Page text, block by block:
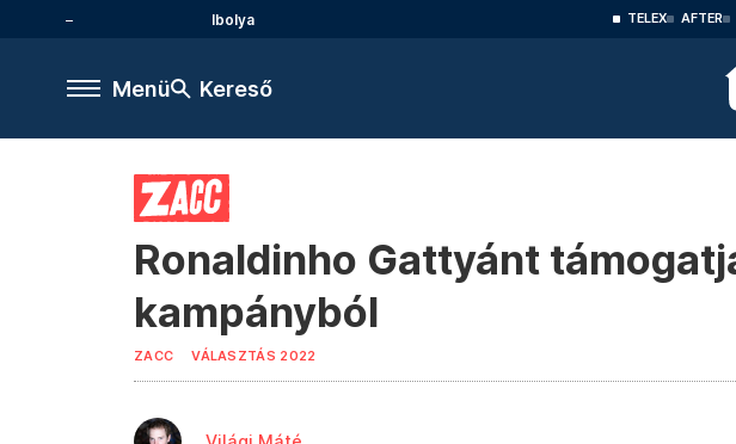
Ibolya TELEX AFTER
Menü Kereső
Ronaldinho Gattyánt
kampányból
ZACC VÁLASZTÁS 2022